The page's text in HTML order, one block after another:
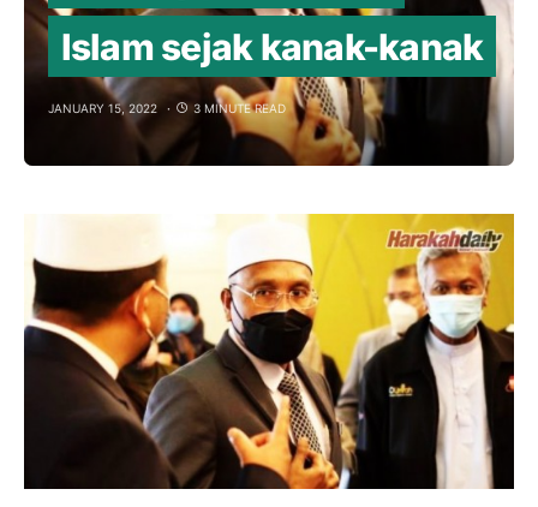
Islam sejak kanak-kanak
JANUARY 15, 2022 3 MINUTE READ